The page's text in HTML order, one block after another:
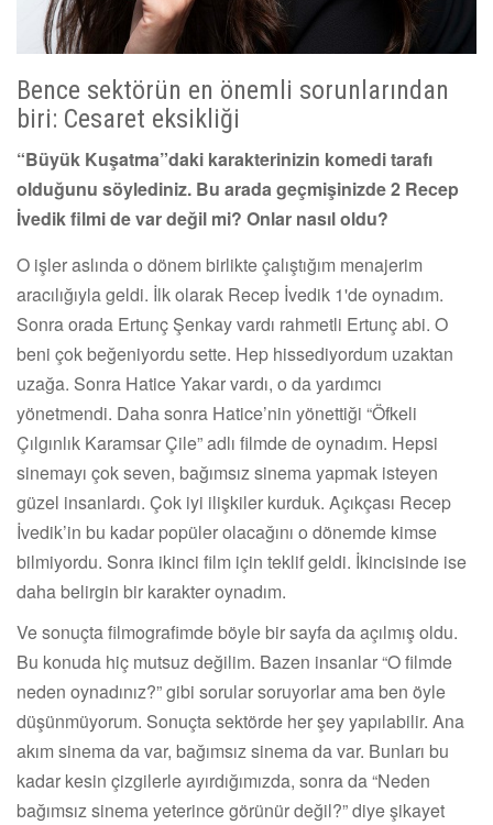
Bence sektörün en önemli sorunlarından
biri: Cesaret eksikliği
“Büyük Kuşatma”daki karakterinizin komedi tarafı
olduğunu söylediniz. Bu arada geçmişinizde 2 Recep
İvedik filmi de var değil mi? Onlar nasıl oldu?
O işler aslında o dönem birlikte çalıştığım menajerim
aracılığıyla geldi. İlk olarak Recep İvedik 1'de oynadım.
Sonra orada Ertunç Şenkay vardı rahmetli Ertunç abi. O
beni çok beğeniyordu sette. Hep hissediyordum uzaktan
uzağa. Sonra Hatice Yakar vardı, o da yardımcı
yönetmendi. Daha sonra Hatice’nin yönettiği “Öfkeli
Çılgınlık Karamsar Çile” adlı filmde de oynadım. Hepsi
sinemayı çok seven, bağımsız sinema yapmak isteyen
güzel insanlardı. Çok iyi ilişkiler kurduk. Açıkçası Recep
İvedik’in bu kadar popüler olacağını o dönemde kimse
bilmiyordu. Sonra ikinci film için teklif geldi. İkincisinde ise
daha belirgin bir karakter oynadım.
Ve sonuçta filmografimde böyle bir sayfa da açılmış oldu.
Bu konuda hiç mutsuz değilim. Bazen insanlar “O filmde
neden oynadınız?” gibi sorular soruyorlar ama ben öyle
düşünmüyorum. Sonuçta sektörde her şey yapılabilir. Ana
akım sinema da var, bağımsız sinema da var. Bunları bu
kadar kesin çizgilerle ayırdığımızda, sonra da “Neden
bağımsız sinema yeterince görünür değil?” diye şikayet